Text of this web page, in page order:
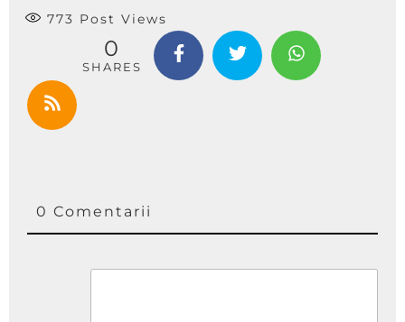
773 Post Views
0
SHARES
0 Comentarii